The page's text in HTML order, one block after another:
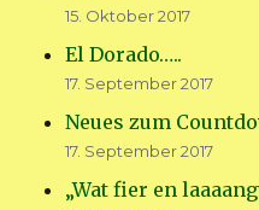
15. Oktober 2017
El Dorado…..
17. September 2017
Neues zum
17. September 2017
„Wat fier en